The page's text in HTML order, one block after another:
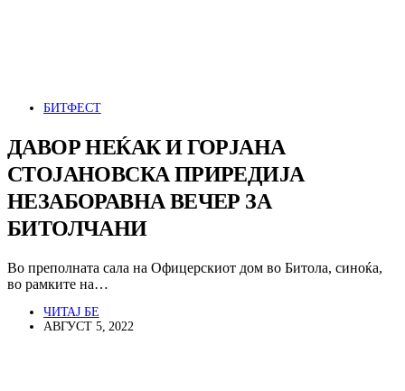
БИТФЕСТ
ДАВОР НЕЌАК И ГОРЈАНА
СТОЈАНОВСКА ПРИРЕДИЈА
НЕЗАБОРАВНА ВЕЧЕР ЗА
БИТОЛЧАНИ
Во преполната сала на Офицерскиот дом во Битола, синоќа,
во рамките на…
ЧИТАЈ БЕ
АВГУСТ 5, 2022